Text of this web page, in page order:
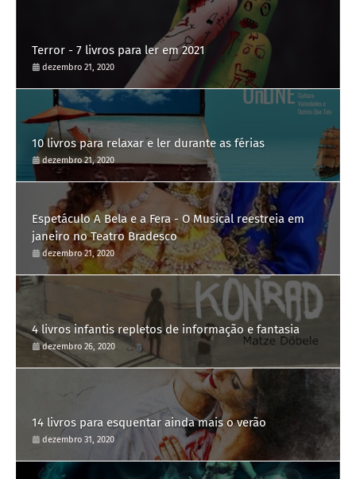
Terror - 7 livros para ler em 2021
dezembro 21, 2020
10 livros para relaxar e ler durante as férias
dezembro 21, 2020
Espetáculo A Bela e a Fera - O Musical reestreia em
janeiro no Teatro Bradesco
dezembro 21, 2020
4 livros infantis repletos de informação e fantasia
dezembro 26, 2020
14 livros para esquentar ainda mais o verão
dezembro 31, 2020